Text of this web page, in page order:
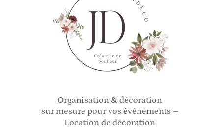
Organisation & décoration
sur mesure pour vos événements –
Location de décoration